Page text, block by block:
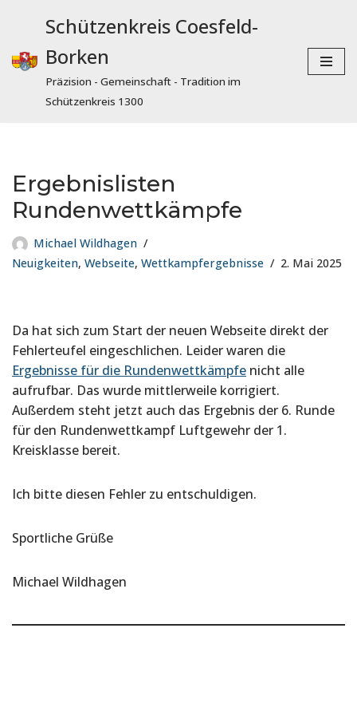
Inhalt
springen
Schützenkreis Coesfeld-
Borken
Präzision - Gemeinschaft - Tradition im
Schützenkreis 1300
Ergebnislisten
Rundenwettkämpfe
Michael Wildhagen
Neuigkeiten, Webseite, Wettkampfergebnisse 2. Mai 2025
Da hat sich zum Start der neuen Webseite direkt der
Fehlerteufel eingeschlichen. Leider waren die
Ergebnisse für die Rundenwettkämpfe nicht alle
aufrufbar. Das wurde mittlerweile korrigiert.
Außerdem steht jetzt auch das Ergebnis der 6. Runde
für den Rundenwettkampf Luftgewehr der 1.
Kreisklasse bereit.
Ich bitte diesen Fehler zu entschuldigen.
Sportliche Grüße
Michael Wildhagen